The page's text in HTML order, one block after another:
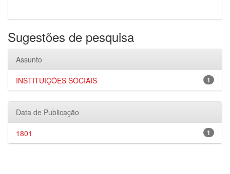
Sugestões de pesquisa
Assunto
1
INSTITUIÇÕES SOCIAIS
Data de Publicação
1
1801